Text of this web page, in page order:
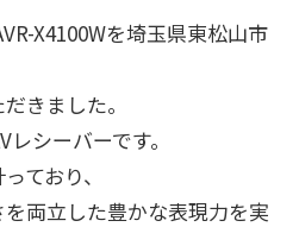
X4100Wを埼玉県東松山市
きました。
シーバーです。
ており、
両立した豊かな表現力を実